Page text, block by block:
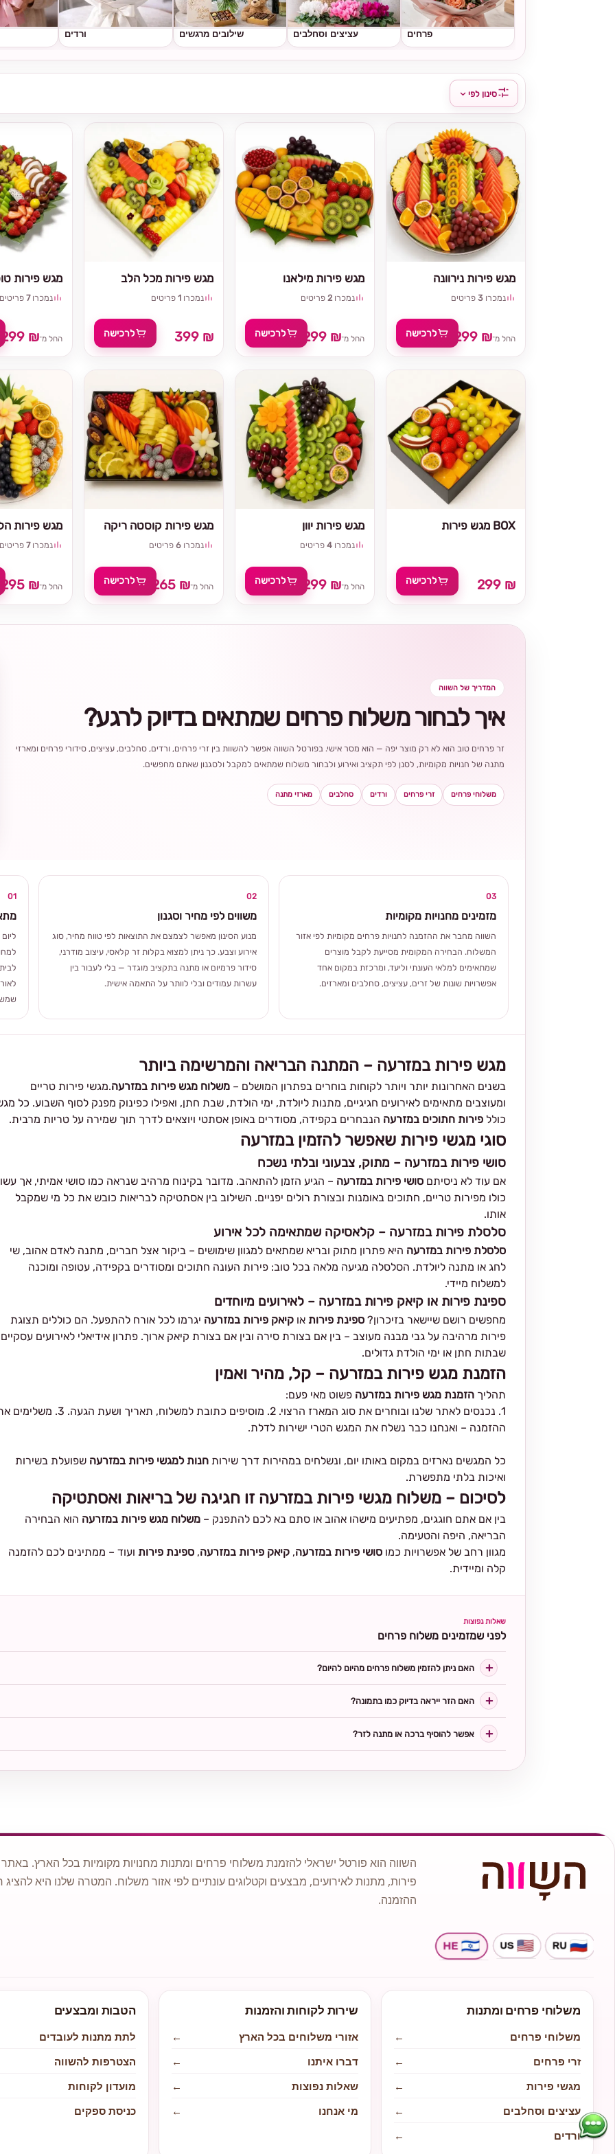
פרחים עציצים וסחלבים שילובים מרגשים ורדים
סינון לפי
מגש פירות
נמכרו7 פריטים
החל מ־299 ₪
מגש פירות מכל הלב
נמכרו 1 פריטים
399 ₪ לרכישה
מגש פירות מילאנו
נמכרו 2 פריטים
החל מ־299 ₪ לרכישה
מגש פירות נירוונה
נמכרו 3 פריטים
החל מ־299 ₪ לרכישה
מגש פירות
נמכרו7 פריטים
החל מ־295 ₪
מגש פירות קוסטה ריקה
נמכרו 6 פריטים
החל מ־265 ₪ לרכישה
מגש פירות יוון
נמכרו 4 פריטים
החל מ־299 ₪ לרכישה
מגש פירות BOX
299 ₪ לרכישה
המדריך של השווה
איך לבחור משלוח פרחים שמתאים בדיוק לרגע?
זר פרחים טוב הוא לא רק מוצר יפה — הוא מסר אישי. בפורטל השווה אפשר להשוות בין זרי פרחים, ורדים, סחלבים, עציצים, סידורי פרחים ומארזי
מתנה של חנויות מקומיות, לסנן לפי תקציב ואירוע ולבחור משלוח שמתאים למקבל ולסגנון שאתם מחפשים.
משלוחי פרחים זרי פרחים ורדים סחלבים מארזי מתנה
01 02
משווים לפי מחיר וסגנון
מנוע הסינון מאפשר לצמצם את התוצאות לפי טווח מחיר, סוג
אירוע וצבע. כך ניתן למצוא בקלות זר קלאסי, עיצוב מודרני,
סידור פרמיום או מתנה בתקציב מוגדר — בלי לעבור בין
עשרות עמודים ובלי לוותר על התאמה אישית.
03
מזמינים מחנויות מקומיות
השווה מחבר את ההזמנה לחנויות פרחים מקומיות לפי אזור
המשלוח. הבחירה המקומית מסייעת לקבל מוצרים
שמתאימים למלאי העונתי וליעד, ומרכזת במקום אחד
אפשרויות שונות של זרים, עציצים, סחלבים ומארזים.
מגש פירות במזרעה – המתנה הבריאה והמרשימה ביותר
בשנים האחרונות יותר ויותר לקוחות בוחרים בפתרון המושלם – משלוח מגש פירות במזרעה.מגשי פירות טריים
ומעוצבים מתאימים לאירועים חגיגיים, מתנות ליולדת, ימי הולדת, שבת חתן, ואפילו כפינוק מפנק לסוף השבוע. כל
כולל פירות חתוכים במזרעה הנבחרים בקפידה, מסודרים באופן אסתטי ויוצאים לדרך תוך שמירה על טריות מרבית.
סוגי מגשי פירות שאפשר להזמין במזרעה
סושי פירות במזרעה – מתוק, צבעוני ובלתי נשכח
אם עוד לא ניסיתם סושי פירות במזרעה – הגיע הזמן להתאהב. מדובר בקינוח מרהיב שנראה כמו סושי אמיתי, אך
כולו מפירות טריים, חתוכים באומנות ובצורת רולים יפניים. השילוב בין אסתטיקה לבריאות כובש את כל מי שמקבל
אותו.
סלסלת פירות במזרעה – קלאסיקה שמתאימה לכל אירוע
סלסלת פירות במזרעה היא פתרון מתוק ובריא שמתאים למגוון שימושים – ביקור אצל חברים, מתנה לאדם אהוב, שי
לחג או מתנה ליולדת. הסלסלה מגיעה מלאה בכל טוב: פירות העונה חתוכים ומסודרים בקפידה, עטופה ומוכנה
למשלוח מיידי.
ספינת פירות או קיאק פירות במזרעה – לאירועים מיוחדים
מחפשים רושם שיישאר בזיכרון? ספינת פירות או קיאק פירות במזרעה יגרמו לכל אורח להתפעל. הם כוללים תצוגת
פירות מרהיבה על גבי מבנה מעוצב – בין אם בצורת סירה ובין אם בצורת קיאק ארוך. פתרון אידיאלי לאירועים
שבתות חתן או ימי הולדת גדולים.
הזמנת מגש פירות במזרעה – קל, מהיר ואמין
תהליך הזמנת מגש פירות במזרעה פשוט מאי פעם:
1. נכנסים לאתר שלנו ובוחרים את סוג המארז הרצוי. 2. מוסיפים כתובת למשלוח, תאריך ושעת הגעה. 3.
ההזמנה – ואנחנו כבר נשלח את המגש הטרי ישירות לדלת.
כל המגשים נארזים במקום באותו יום, ונשלחים במהירות דרך שירות חנות למגשי פירות במזרעה שפועלת בשירות
ואיכות בלתי מתפשרת.
לסיכום – משלוח מגשי פירות במזרעה זו חגיגה של בריאות ואסתטיקה
בין אם אתם חוגגים, מפתיעים מישהו אהוב או סתם בא לכם להתפנק – משלוח מגש פירות במזרעה הוא הבחירה
הבריאה, היפה והטעימה.
מגוון רחב של אפשרויות כמו סושי פירות במזרעה, קיאק פירות במזרעה, ספינת פירות ועוד – ממתינים לכם להזמנה
קלה ומיידית.
שאלות נפוצות
לפני שמזמינים משלוח פרחים
האם ניתן להזמין משלוח פרחים מהיום להיום?
האם הזר ייראה בדיוק כמו בתמונה?
אפשר להוסיף ברכה או מתנה לזר?
השווה הוא פורטל ישראלי להזמנת משלוחי פרחים ומתנות מחנויות מקומיות בכל הארץ.
פירות, מתנות לאירועים, מבצעים וקטלוגים עונתיים לפי אזור משלוח. המטרה שלנו היא
ההזמנה.
משלוחי פרחים ומתנות
משלוחי פרחים
←
זרי פרחים
←
מגשי פירות
←
עציצים וסחלבים
←
ורדים
←
שירות לקוחות והזמנות
אזורי משלוחים בכל הארץ
←
דברו איתנו
←
שאלות נפוצות
←
מי אנחנו
←
הטבות ומבצעים
לתת מתנות לעובדים
הצטרפות להשווה
מועדון לקוחות
כניסת ספקים